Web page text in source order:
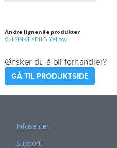
Andre lignende produkter
VJ-LSINK1-YE1LB Yellow
Ønsker du å bli forhandler?
GÅ TIL PRODUKTSIDE
Infosenter
Support